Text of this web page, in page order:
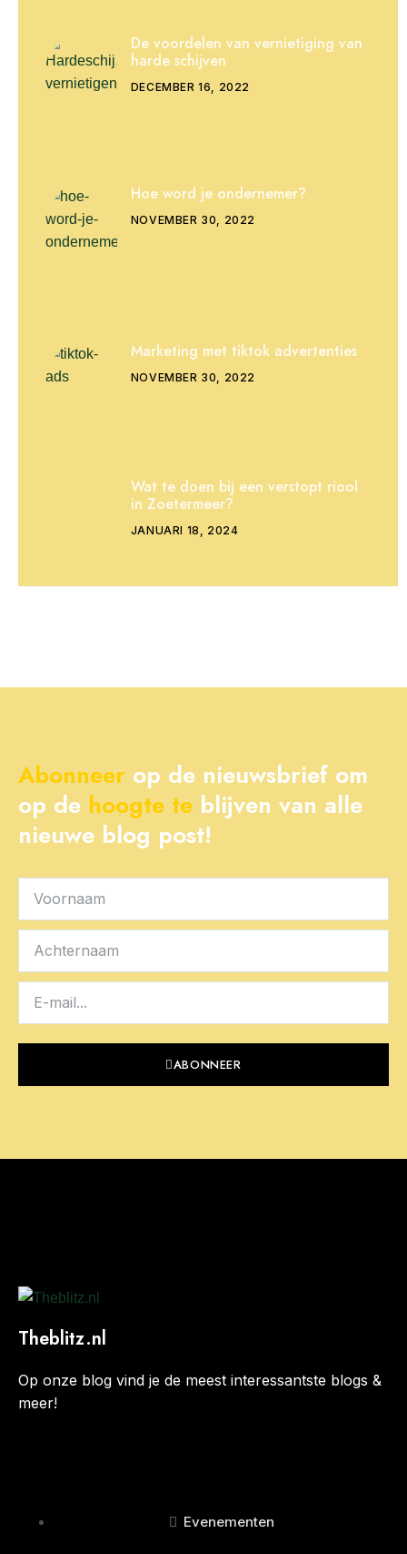
De voordelen van vernietiging van
harde schijven
DECEMBER 16, 2022
Hoe word je ondernemer?
NOVEMBER 30, 2022
Marketing met tiktok advertenties
NOVEMBER 30, 2022
Wat te doen bij een verstopt riool
in Zoetermeer?
JANUARI 18, 2024
Abonneer op de nieuwsbrief om
op de hoogte te blijven van alle
nieuwe blog post!
ABONNEER
Theblitz.nl
Op onze blog vind je de meest interessantste blogs &
meer!
Evenementen